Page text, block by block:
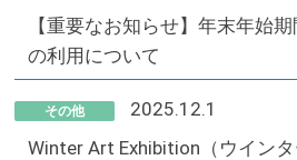
【重要なお知らせ】年末年始
の利用について
その他
2025.12.1
Winter Art Exhibition（ウイン